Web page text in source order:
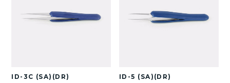
ID-3C (SA)(DR)
ID-5 (SA)(DR)